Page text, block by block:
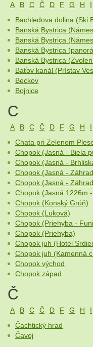
A B C Č D F G H I
Bachledova dolina (Ski
Banská Bystrica
Banská Bystrica
Banská Bystrica
Banská Bystrica
Baťov kanál (Prístav
Beckov
Bojnice
C
A B C Č D F G H I
Chata pri Zelenom
Chopok (Jasná - Biela
Chopok (Jasná -
Chopok (Jasná -
Chopok (Jasná -
Chopok (Jasná 1226m
Chopok (Konský Grúň)
Chopok (Luková)
Chopok (Priehyba -
Chopok (Priehyba)
Chopok juh (Hotel
Chopok juh (Kamenná
Chopok východ
Chopok západ
Č
A B C Č D F G H I
Čachtický hrad
Čavoj